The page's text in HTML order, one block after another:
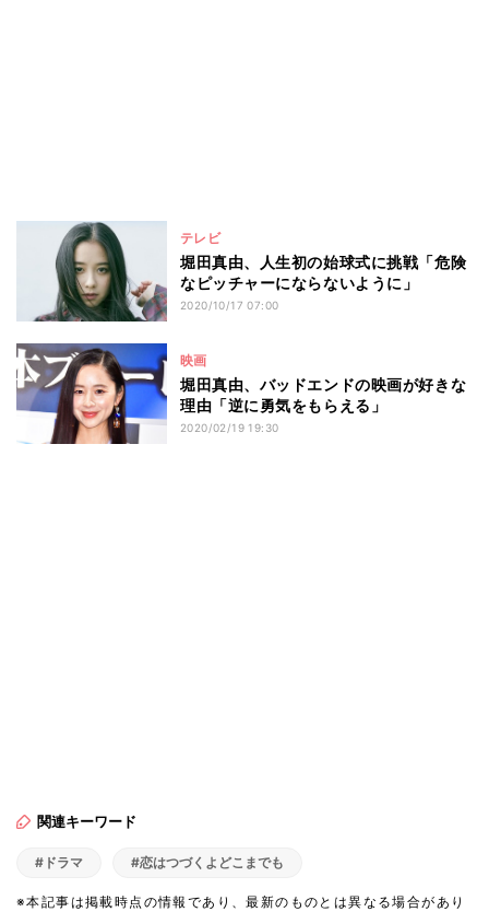
テレビ
堀田真由、人生初の始球式に挑戦「危険
なピッチャーにならないように」
2020/10/17 07:00
映画
堀田真由、バッドエンドの映画が好きな
理由「逆に勇気をもらえる」
2020/02/19 19:30
関連キーワード
#ドラマ #恋はつづくよどこまでも
※本記事は掲載時点の情報であり、最新のものとは異なる場合があり